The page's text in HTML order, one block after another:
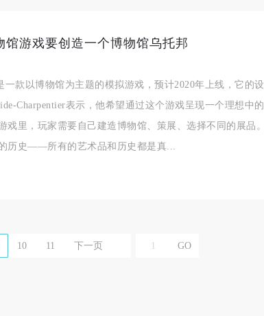
馆游戏要创造一个博物馆乌托邦
一款以博物馆为主题的模拟游戏，预计2020年上线，它的设
Charpentier表示，他希望通过这个游戏呈现一个理想中的
戏里，玩家需要自己建造博物馆、策展、选择不同的展品。
历史——所有的艺术品和历史都是真...
10 11 下一页
的肖像权许可乙方作符合本
性、专业性、国际化的现代
努力塑造一个开放、自由、
艺术家和观众进行良好互
国内多视角、多领域的展
家以及社会公众提供一个
，其开展的公共教育活动以
所有公教活动。
的肖像权许可乙方作符合本
性、专业性、国际化的现代
努力塑造一个开放、自由、
艺术家和观众进行良好互
国内多视角、多领域的展
家以及社会公众提供一个
，其开展的公共教育活动以
所有公教活动。
的肖像权许可乙方作符合本
性、专业性、国际化的现代
努力塑造一个开放、自由、
艺术家和观众进行良好互
国内多视角、多领域的展
家以及社会公众提供一个
，其开展的公共教育活动以
所有公教活动。